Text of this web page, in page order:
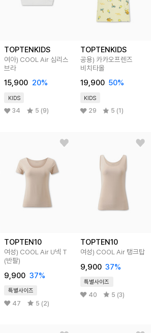
TOPTENKIDS
여아) COOL Air 심리스
브라
15,900 20%
KIDS
34 5 (9)
TOPTENKIDS
공용) 카카오프렌즈
비치타올
19,900 50%
KIDS
29 5 (1)
TOPTEN10
여성) COOL Air U넥 T
(반팔)
9,900 37%
특별사이즈
47 5 (2)
TOPTEN10
여성) COOL Air 탱크탑
9,900 37%
특별사이즈
40 5 (3)